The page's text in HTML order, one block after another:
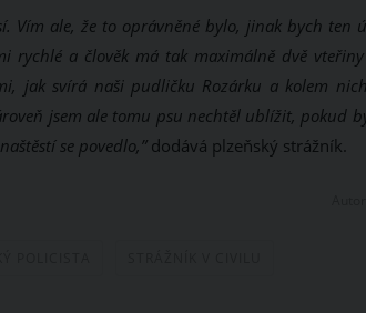
Vím ale, že to oprávněné bylo, jinak bych ten
rychlé a člověk má tak maximálně dvě
jak svírá naši pudličku Rozárku a kolem
jsem ale tomu psu nechtěl ublížit, pokud
se povedlo,”dodává plzeňský strážník.